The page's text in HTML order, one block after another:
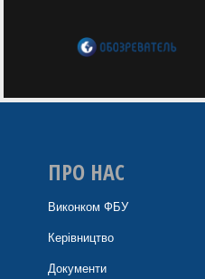
ПРО НАС
Виконком ФБУ
Керівництво
Документи